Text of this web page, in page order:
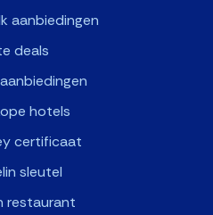
aanbiedingen
deals
hotels
certificaat
sleutel
restaurant